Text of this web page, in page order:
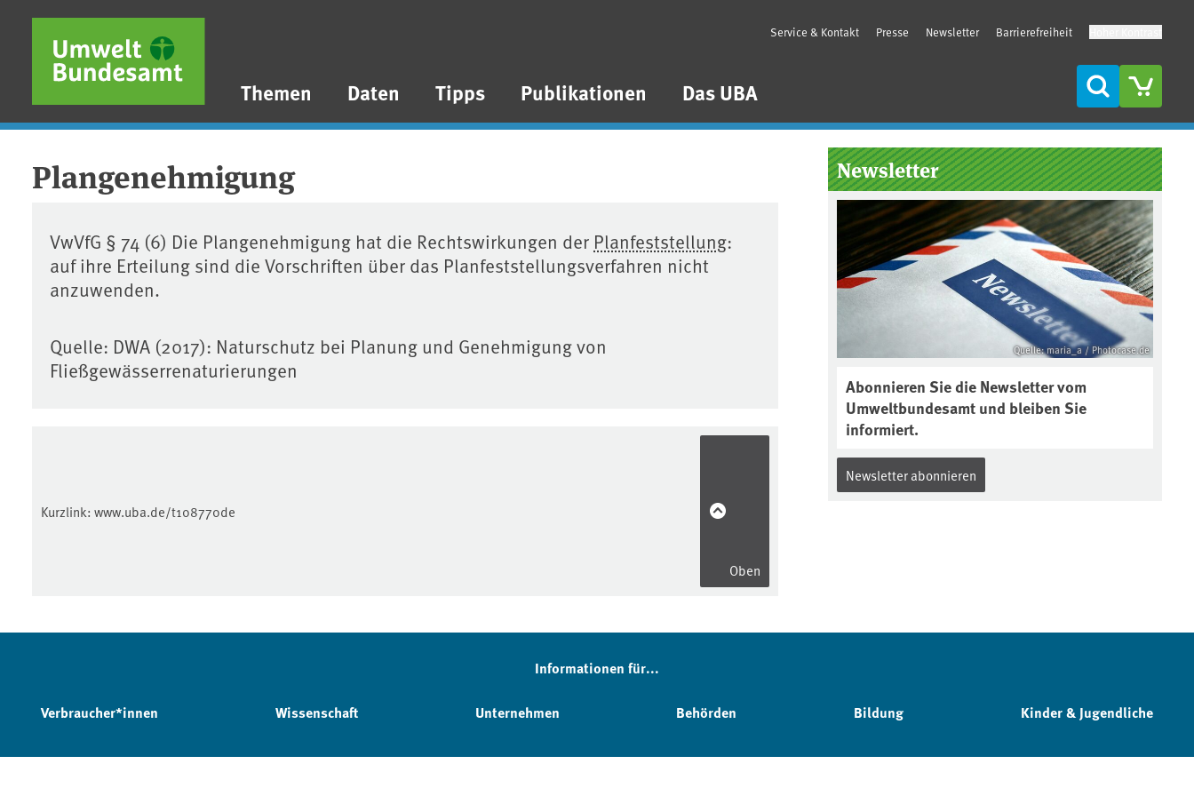
Direkt zum Inhalt
Direkt zum Hauptmenü
Direkt zur Fußzeile
Themen Daten Tipps Publikationen Das UBA
Service & Kontakt Presse Newsletter Barrierefreiheit
Suche
Plangenehmigung
VwVfG § 74 (6) Die Plangenehmigung hat die Rechtswirkungen der Planfeststellung:
auf ihre Erteilung sind die Vorschriften über das Planfeststellungsverfahren nicht
anzuwenden.
Quelle: DWA (2017): Naturschutz bei Planung und Genehmigung von
Fließgewässerrenaturierungen
Kurzlink: www.uba.de/t108770de
Oben
Seitenleiste
Newsletter
Quelle: maria_a / Photocase.de
Abonnieren Sie die Newsletter vom
Umweltbundesamt und bleiben Sie
informiert.
Newsletter abonnieren
Informationen für...
Verbraucher*innen Wissenschaft Unternehmen Behörden Bildung Kinder & Jugendliche